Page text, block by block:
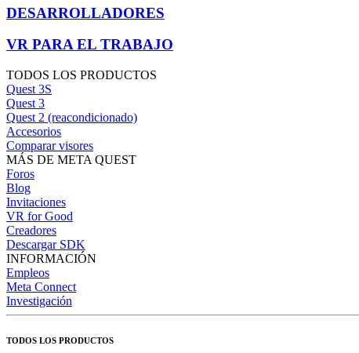
DESARROLLADORES
VR PARA EL TRABAJO
TODOS LOS PRODUCTOS
Quest 3S
Quest 3
Quest 2 (reacondicionado)
Accesorios
Comparar visores
MÁS DE META QUEST
Foros
Blog
Invitaciones
VR for Good
Creadores
Descargar SDK
INFORMACIÓN
Empleos
Meta Connect
Investigación
TODOS LOS PRODUCTOS